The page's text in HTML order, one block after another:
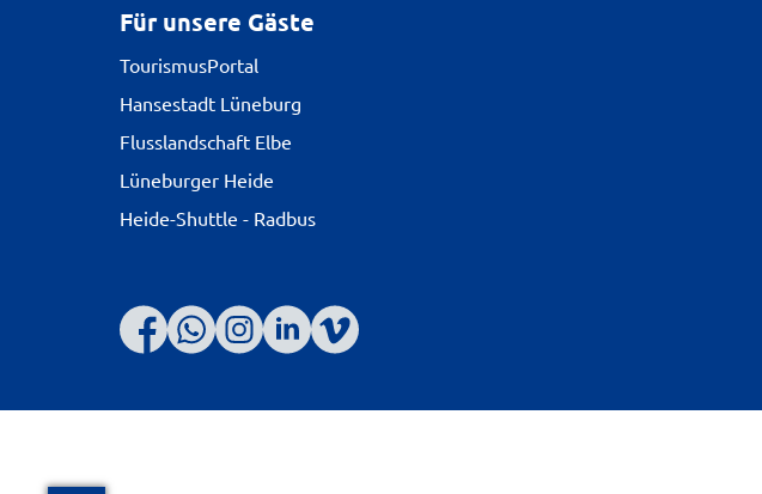
Für unsere Gäste
TourismusPortal
Hansestadt Lüneburg
Flusslandschaft Elbe
Lüneburger Heide
Heide-Shuttle - Radbus